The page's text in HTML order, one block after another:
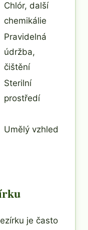
Chlór, další
chemikálie
Pravidelná
údržba,
čištění
Sterilní
prostředí
Umělý vzhled
je často